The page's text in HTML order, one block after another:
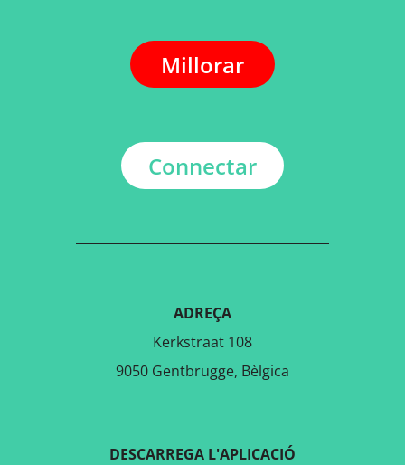
Millorar
Connectar
ADREÇA
Kerkstraat 108
9050 Gentbrugge, Bèlgica
DESCARREGA L'APLICACIÓ